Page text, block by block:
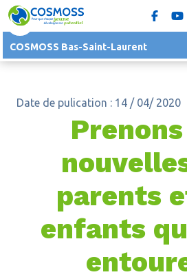
COSMOSS Bas-Saint-Laurent
Date de pulication : 14 / 04/ 2020
parents
enfants